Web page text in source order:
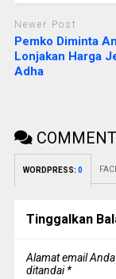
Newer Post
Pemko Diminta
Lonjakan Harga
Adha
WORDPRESS: 0
Tinggalkan
Alamat email
ditandai*